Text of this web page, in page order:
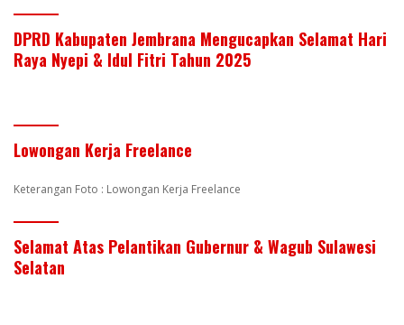
DPRD Kabupaten Jembrana Mengucapkan Selamat Hari
Raya Nyepi & Idul Fitri Tahun 2025
Lowongan Kerja Freelance
Keterangan Foto : Lowongan Kerja Freelance
Selamat Atas Pelantikan Gubernur & Wagub Sulawesi
Selatan